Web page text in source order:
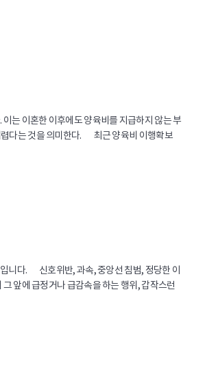
는 이혼한 이후에도 양육비를 지급하지 않는 부
렵다는 것을 의미한다. 최근 양육비 이행확보
입니다. 신호위반, 과속, 중앙선 침범, 정당한 이
앞에 급정거나 급감속을 하는 행위, 갑작스런